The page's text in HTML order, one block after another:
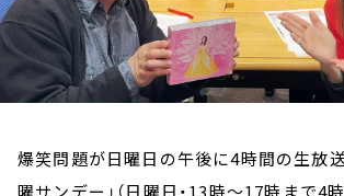
爆笑問題が日曜日の午後に4時間の生放送
曜サンデー」（日曜日・13時～17時まで4